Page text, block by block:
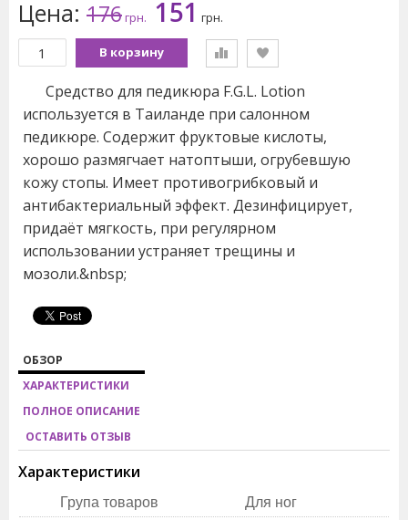
Цена: 176грн. 151 грн.
В корзину
Средство для педикюра F.G.L. Lotion
используется в Таиланде при салонном
педикюре. Содержит фруктовые кислоты,
хорошо размягчает натоптыши, огрубевшую
кожу стопы. Имеет противогрибковый и
антибактериальный эффект. Дезинфицирует,
придаёт мягкость, при регулярном
использовании устраняет трещины и
мозоли.&nbsp;
ОБЗОР
ХАРАКТЕРИСТИКИ
ПОЛНОЕ ОПИСАНИЕ
ОСТАВИТЬ ОТЗЫВ
Характеристики
Група товаров Для ног